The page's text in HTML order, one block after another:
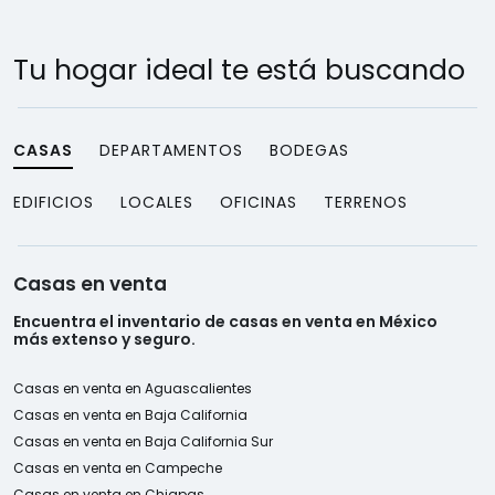
MF Si 3/1.5
Tu hogar ideal te está buscando
CASAS DEPARTAMENTOS BODEGAS
EDIFICIOS LOCALES OFICINAS TERRENOS
Casas en venta
Encuentra el inventario de casas en venta en México
más extenso y seguro.
Casas en venta en Aguascalientes
Casas en venta en Baja California
Casas en venta en Baja California Sur
Casas en venta en Campeche